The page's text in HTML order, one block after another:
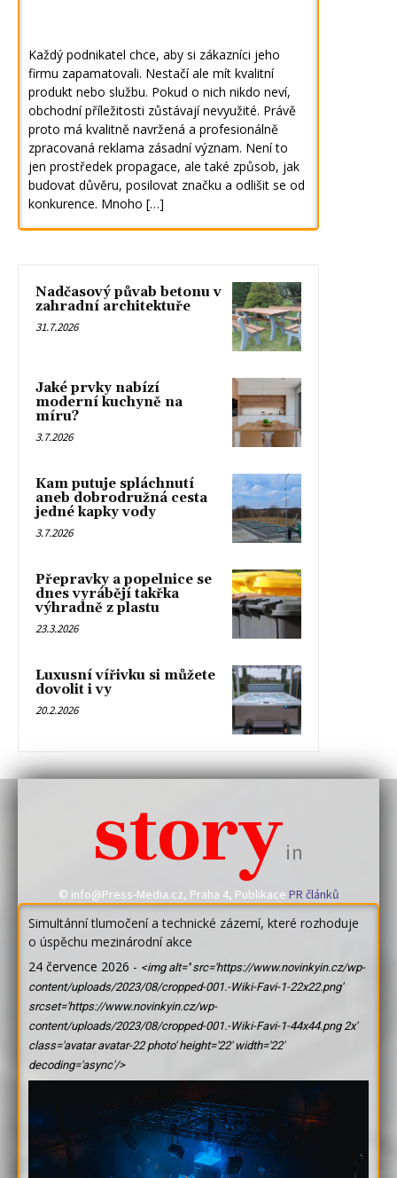
Každý podnikatel chce, aby si zákazníci jeho
firmu zapamatovali. Nestačí ale mít kvalitní
produkt nebo službu. Pokud o nich nikdo neví,
obchodní příležitosti zůstávají nevyužité. Právě
proto má kvalitně navržená a profesionálně
zpracovaná reklama zásadní význam. Není to
jen prostředek propagace, ale také způsob, jak
budovat důvěru, posilovat značku a odlišit se od
konkurence. Mnoho […]
Nadčasový půvab betonu v
zahradní architektuře
31.7.2026
Jaké prvky nabízí
moderní kuchyně na
míru?
3.7.2026
Kam putuje spláchnutí
aneb dobrodružná cesta
jedné kapky vody
3.7.2026
Přepravky a popelnice se
dnes vyrábějí takřka
výhradně z plastu
23.3.2026
Luxusní vířivku si můžete
dovolit i vy
20.2.2026
storyin
© info@Press-Media.cz, Praha 4, Publikace PR článků
Simultánní tlumočení a technické zázemí, které rozhoduje
o úspěchu mezinárodní akce
24 července 2026 - <img alt='' src='https://www.novinkyin.cz/wp-
content/uploads/2023/08/cropped-001.-Wiki-Favi-1-22x22.png'
srcset='https://www.novinkyin.cz/wp-
content/uploads/2023/08/cropped-001.-Wiki-Favi-1-44x44.png 2x'
class='avatar avatar-22 photo' height='22' width='22'
decoding='async'/>